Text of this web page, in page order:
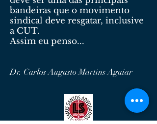
bandeiras que o movimento
sindical deve resgatar, inclusive
a CUT.
Assim eu penso...
Dr. Carlos Augusto Martins Aguiar